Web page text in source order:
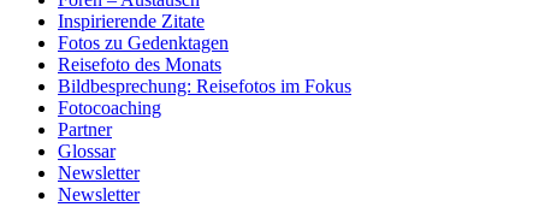
Inspirierende Zitate
Fotos zu Gedenktagen
Reisefoto des Monats
Bildbesprechung: Reisefotos im Fokus
Fotocoaching
Partner
Glossar
Newsletter
Newsletter